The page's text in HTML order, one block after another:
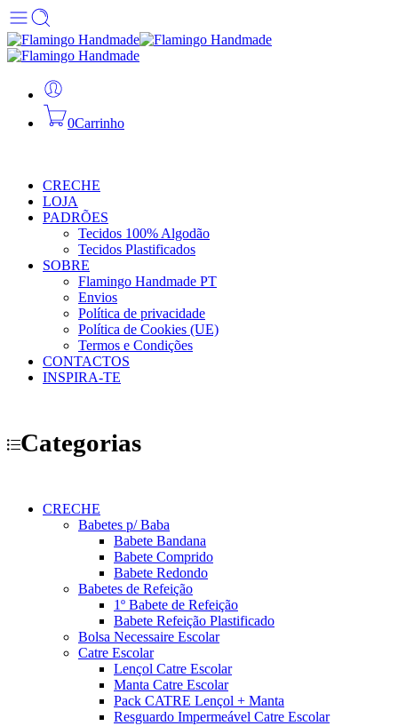
0Carrinho
CRECHE
LOJA
PADRÕES
Tecidos 100% Algodão
Tecidos Plastificados
SOBRE
Flamingo Handmade PT
Envios
Política de privacidade
Política de Cookies (UE)
Termos e Condições
CONTACTOS
INSPIRA-TE
Categorias
CRECHE
Babetes p/ Baba
Babete Bandana
Babete Comprido
Babete Redondo
Babetes de Refeição
1º Babete de Refeição
Babete Refeição Plastificado
Bolsa Necessaire Escolar
Catre Escolar
Lençol Catre Escolar
Manta Catre Escolar
Pack CATRE Lençol + Manta
Resguardo Impermeável Catre Escolar